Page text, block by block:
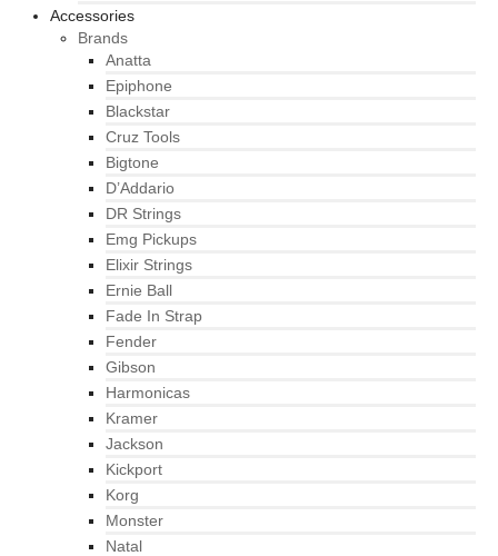
Accessories
Brands
Anatta
Epiphone
Blackstar
Cruz Tools
Bigtone
D’Addario
DR Strings
Emg Pickups
Elixir Strings
Ernie Ball
Fade In Strap
Fender
Gibson
Harmonicas
Kramer
Jackson
Kickport
Korg
Monster
Natal